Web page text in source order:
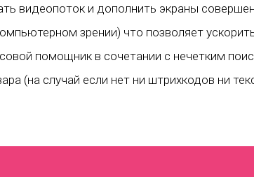
видеопоток и дополнить экраны
зрении) что позволяет
помощник в сочетании с нечетким
(на случай если нет ни штрихкодов ни